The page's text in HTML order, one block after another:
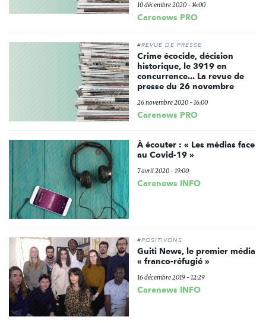
10 décembre 2020 - 14:00
Carenews PRO
#REVUE DE PRESSE
Crime écocide, décision
historique, le 3919 en
concurrence... La revue de
presse du 26 novembre
26 novembre 2020 - 16:00
Carenews PRO
À écouter : « Les médias face
au Covid-19 »
7 avril 2020 - 19:00
Carenews INFO
#POSITIVONS
Guiti News, le premier média
« franco-réfugié »
16 décembre 2019 - 12:29
Carenews INFO